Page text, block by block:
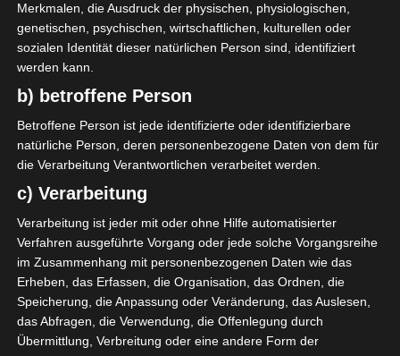
Stade Municipal 17 Décembre Sidi Bouzid
Stade olympique de Gafsa
Die nächsten Begegnungen
SPIELTAG 1
22 Aug. 2026
Merkmalen, die Ausdruck der physischen, physiologischen,
genetischen, psychischen, wirtschaftlichen, kulturellen oder
sozialen Identität dieser natürlichen Person sind, identifiziert
werden kann.
b) betroffene Person
Betroffene Person ist jede identifizierte oder identifizierbare
natürliche Person, deren personenbezogene Daten von dem für
die Verarbeitung Verantwortlichen verarbeitet werden.
c) Verarbeitung
Verarbeitung ist jeder mit oder ohne Hilfe automatisierter
Verfahren ausgeführte Vorgang oder jede solche Vorgangsreihe
im Zusammenhang mit personenbezogenen Daten wie das
Erheben, das Erfassen, die Organisation, das Ordnen, die
Speicherung, die Anpassung oder Veränderung, das Auslesen,
das Abfragen, die Verwendung, die Offenlegung durch
Übermittlung, Verbreitung oder eine andere Form der